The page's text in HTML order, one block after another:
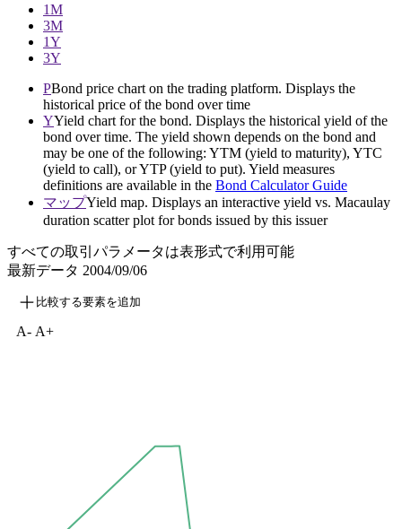
1M
3M
1Y
3Y
PBond price chart on the trading platform. Displays the
historical price of the bond over time
YYield chart for the bond. Displays the historical yield of the
bond over time. The yield shown depends on the bond and
may be one of the following: YTM (yield to maturity), YTC
(yield to call), or YTP (yield to put). Yield measures
definitions are available in the Bond Calculator Guide
マップYield map. Displays an interactive yield vs. Macaulay
duration scatter plot for bonds issued by this issuer
すべての取引パラメータは表形式で利用可能
最新データ 2004/09/06
比較する要素を追加